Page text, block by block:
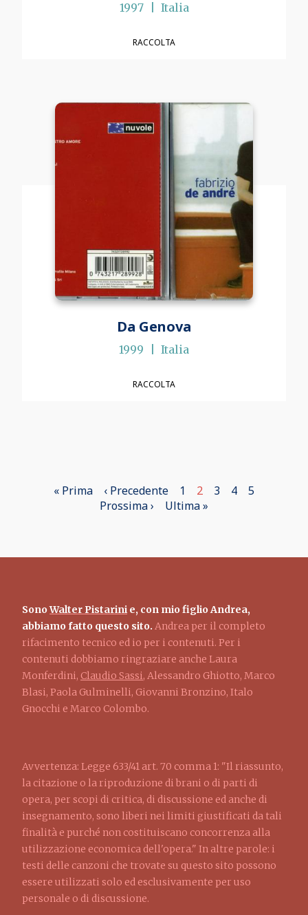
1997 Italia
RACCOLTA
Da Genova
1999 Italia
RACCOLTA
Prima
« Prima
Pagina
precedente
‹ Precedente Page
1
Pagina
attuale
2 Page
3 Page
4 Page
5
Pagina
Prossima ›
Ultima
Ultima »
SonoWalter Pistarini e, con mio figlio Andrea,
abbiamo fatto questo sito. Andrea per il completo
rifacimento tecnico ed io per i contenuti. Per i
contenuti dobbiamo ringraziare anche Laura
Monferdini, Claudio Sassi, Alessandro Ghiotto, Marco
Blasi, Paola Gulminelli, Giovanni Bronzino, Italo
Gnocchi e Marco Colombo.
Avvertenza: Legge 633/41 art. 70 comma 1: "Il riassunto,
la citazione o la riproduzione di brani o di parti di
opera, per scopi di critica, di discussione ed anche di
insegnamento, sono liberi nei limiti giustificati da tali
finalità e purché non costituiscano concorrenza alla
utilizzazione economica dell'opera." In altre parole: i
testi delle canzoni che trovate su questo sito possono
essere utilizzati solo ed esclusivamente per uso
personale o di discussione.